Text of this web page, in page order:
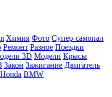
Химия Фото Супер-самопал
Ремонт Разное Поездки
3D Модели Крысы
Закон Зажигание Двигатель
Honda BMW